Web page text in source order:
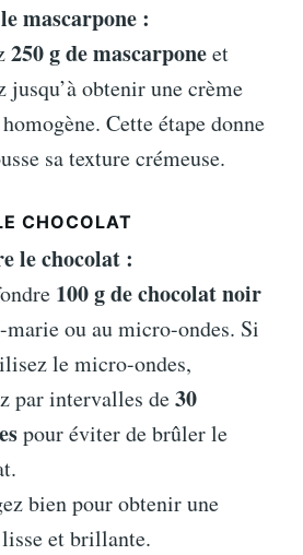
mascarpone :
250 g de mascarponeet
jusqu’à obtenir une crème
Cette étape donne
sa texture crémeuse.
CHOCOLAT
le chocolat :
100 g de chocolat noir
marie ou au micro-ondes. Si
le micro-ondes,
par intervalles de30
pour éviter de brûler le
bien pour obtenir une
et brillante.